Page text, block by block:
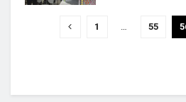
1 … 55